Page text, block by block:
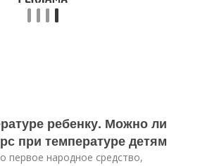
ребенку. Можно ли
при температуре детям
первое народное средство,